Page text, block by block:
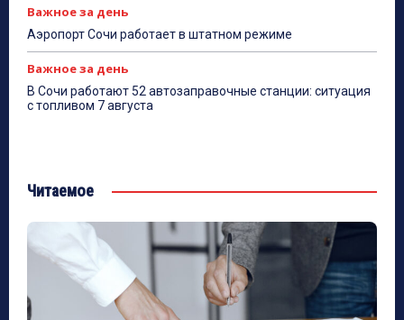
Важное за день
Аэропорт Сочи работает в штатном режиме
Важное за день
В Сочи работают 52 автозаправочные станции: ситуация
с топливом 7 августа
Читаемое